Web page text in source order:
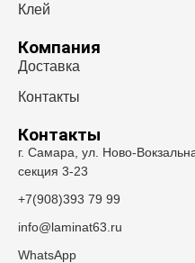
Клей
Компания
Доставка
Контакты
Контакты
г. Самара, ул. Ново-
секция 3-23
+7(908)393 79 99
info@laminat63.ru
WhatsApp